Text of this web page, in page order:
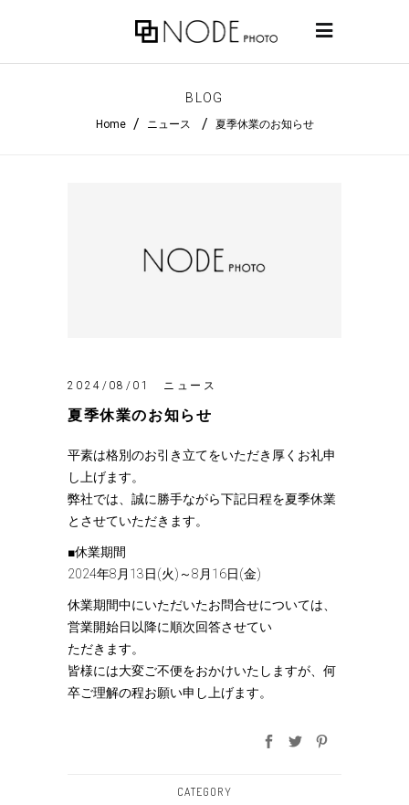
BLOG
Home/ ニュース / 夏季休業のお知らせ
2024/08/01 ニュース
夏季休業のお知らせ
平素は格別のお引き立てをいただき厚くお礼申
し上げます。
弊社では、誠に勝手ながら下記日程を夏季休業
とさせていただきます。
■休業期間
2024年8月13日(火)～8月16日(金)
休業期間中にいただいたお問合せについては、
営業開始日以降に順次回答させてい
ただきます。
皆様には大変ご不便をおかけいたしますが、何
卒ご理解の程お願い申し上げます。
CATEGORY